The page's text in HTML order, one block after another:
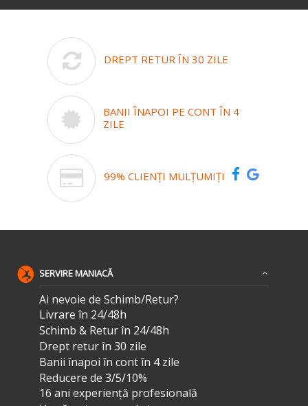
DREPT RETUR ÎN 30 ZILE
BANII ÎNAPOI PE CONT ÎN 4
ZILE
99% CLIENȚI MULȚUMIȚI
SERVIRE MANIACĂ
Ai nevoie de Schimb/Retur?
Livrare în 24/48h
Schimb & Retur în 24/48h
Drept retur în 30 zile
Banii înapoi în cont în 4 zile
Reducere de 3/5/10%
16 ani experiență profesională